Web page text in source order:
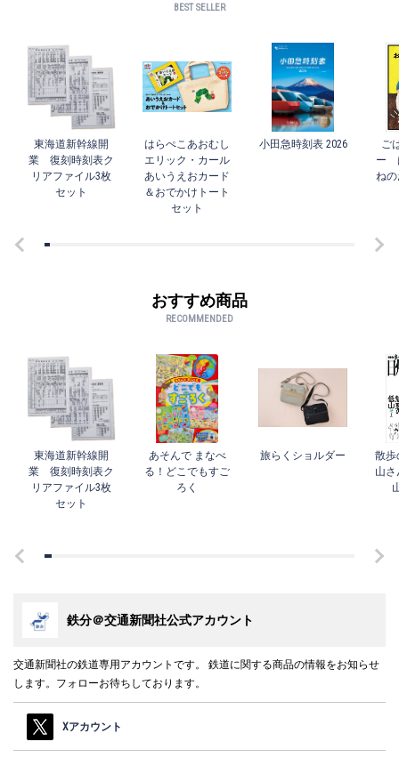
BEST SELLER
東海道新幹線開
業 復刻時刻表ク
リアファイル3枚
セット
はらぺこあおむし
エリック・カール
あいうえおカード
＆おでかけトート
セット
小田急時刻表 2026
ご
ー
ね
おすすめ商品
RECOMMENDED
東海道新幹線開
業 復刻時刻表ク
リアファイル3枚
セット
あそんで まなべ
る！どこでもすご
ろく
旅らくショルダー
散歩
山さ
鉄分＠交通新聞社公式アカウント
交通新聞社の鉄道専用アカウントです。 鉄道に関する商品の情報をお知らせ
します。フォローお待ちしております。
Xアカウント